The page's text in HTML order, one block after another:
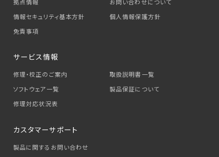
情報セキュリティ基本方針
個人情報保護方針
免責事項
サービス情報
修理・校正のご案内
取扱説明書一覧
ソフトウェア一覧
製品保証について
修理対応状況表
カスタマーサポート
製品に関するお問い合わせ